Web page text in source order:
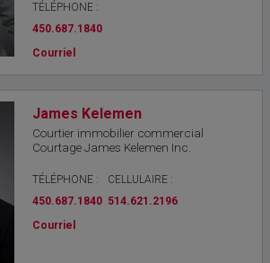
TÉLÉPHONE :
450.687.1840
Courriel
James Kelemen
Courtier immobilier commercial
Courtage James Kelemen Inc.
TÉLÉPHONE :
450.687.1840
CELLULAIRE :
514.621.2196
Courriel